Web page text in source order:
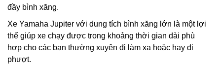
đầy bình xăng.
Xe Yamaha Jupiter với dung tích bình xăng lớn là một lợi
thế giúp xe chạy được trong khoảng thời gian dài phù
hợp cho các bạn thường xuyên đi làm xa hoặc hay đi
phượt.